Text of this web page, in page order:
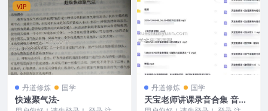
VIP
丹道修炼 国学
快速聚气法-
丹道修炼 国学
天宝老师讲课录音合集 音频4